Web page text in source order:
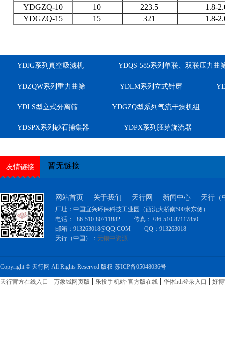
YDGZQ-10
10 223.5
1.8-
YDGZQ-15
15 321 1.8-
YDJG系列真空吸滤机 YDQS-585系列单联、双联压力曲
YDZQW系列重力曲筛 YDLM系列立式针磨
YDLS型立式分离筛 YDGZQ型系列气流干燥机组
YDSPX系列砂石捕集器 YDPX系列胚芽旋流器
友情链接 暂无链接
网站首页 关于我们 天行网 新闻中心 天行（
厂址：中国宜兴环保科技工业园（西氿大桥南500米东侧）
电话：+86-510-80711882
传真：+86-510-87117850
邮箱： 913263018@QQ.COM QQ： 913263018
天行（中国）： 无锡中资源
永
乐
胶
Copyright © 天行网 All Rights Reserved 版权 苏ICP备05048036号
天行官方在线入口 | 万象城网页版 | 乐投手机站·官方版在线 | 华体hth登录入口 | 好